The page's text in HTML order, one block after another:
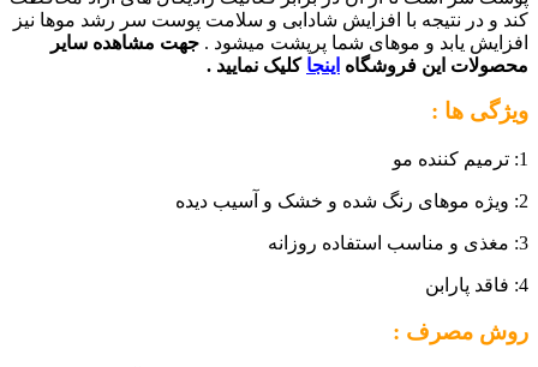
کند و در نتیجه با افزایش شادابی و سلامت پوست سر رشد موها نیز
افزایش یابد و موهای شما پرپشت میشود . جهت مشاهده سایر
محصولات این فروشگاه اینجا کلیک نمایید .
ویژگی ها :
1: ترمیم کننده مو
2: ویژه موهای رنگ شده و خشک و آسیب دیده
3: مغذی و مناسب استفاده روزانه
4: فاقد پارابن
روش مصرف :